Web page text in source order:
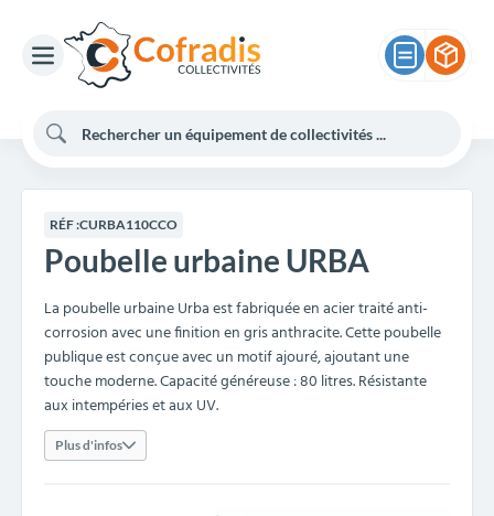
RÉF :CURBA110CCO
Poubelle urbaine URBA
La poubelle urbaine Urba est fabriquée en acier traité anti-
corrosion avec une finition en gris anthracite. Cette poubelle
publique est conçue avec un motif ajouré, ajoutant une
touche moderne. Capacité généreuse : 80 litres. Résistante
aux intempéries et aux UV.
Plus d'infos